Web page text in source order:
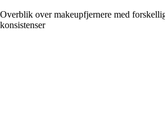
Overblik over makeupfjernere med
konsistenser